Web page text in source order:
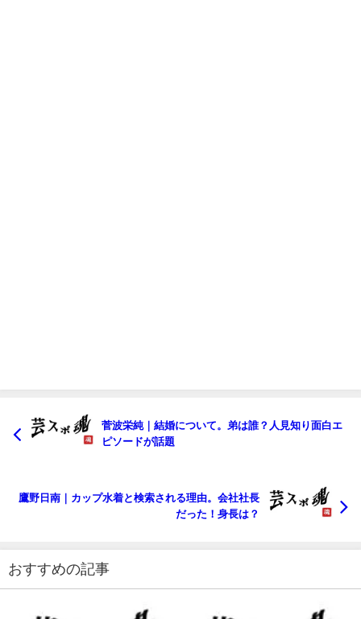
菅波栄純｜結婚について。弟は誰？人見知り面白エ
ピソードが話題
鷹野日南｜カップ水着と検索される理由。会社社長
だった！身長は？
おすすめの記事